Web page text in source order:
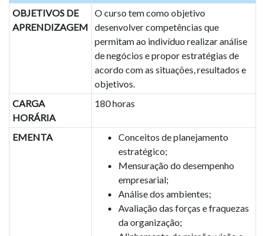
OBJETIVOS DE
APRENDIZAGEM
O curso tem como objetivo
desenvolver competências que
permitam ao indivíduo realizar análise
de negócios e propor estratégias de
acordo com as situações, resultados e
objetivos.
CARGA
HORÁRIA
180 horas
EMENTA
Conceitos de planejamento
estratégico;
Mensuração do desempenho
empresarial;
Análise dos ambientes;
Avaliação das forças e fraquezas
da organização;